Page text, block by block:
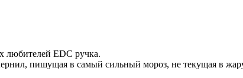
любителей EDC ручка.
пишущая в самый сильный мороз, не текущая в